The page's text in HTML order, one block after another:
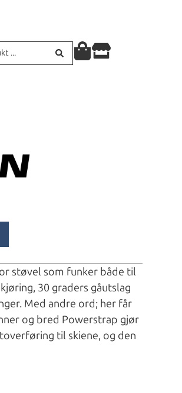
støvel som funker både til
30 graders gåutslag
Med andre ord; her får
og bred Powerstrap gjør
til skiene, og den